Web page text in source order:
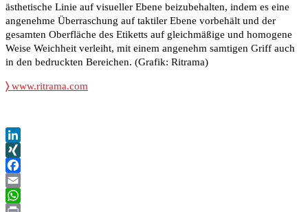
ästhetische Linie auf visueller Ebene beizubehalten, indem es eine
angenehme Überraschung auf taktiler Ebene vorbehält und der
gesamten Oberfläche des Etiketts auf gleichmäßige und homogene
Weise Weichheit verleiht, mit einem angenehm samtigen Griff auch
in den bedruckten Bereichen. (Grafik: Ritrama)
〉 www.ritrama.com
LinkedIn
XING
Facebook
Email